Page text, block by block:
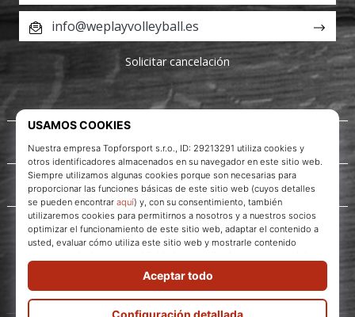
WePlayVolleyball.es
Acerca de nosotros
Servicio al cliente
info@weplayvolleyball.es
Solicitar cancelación